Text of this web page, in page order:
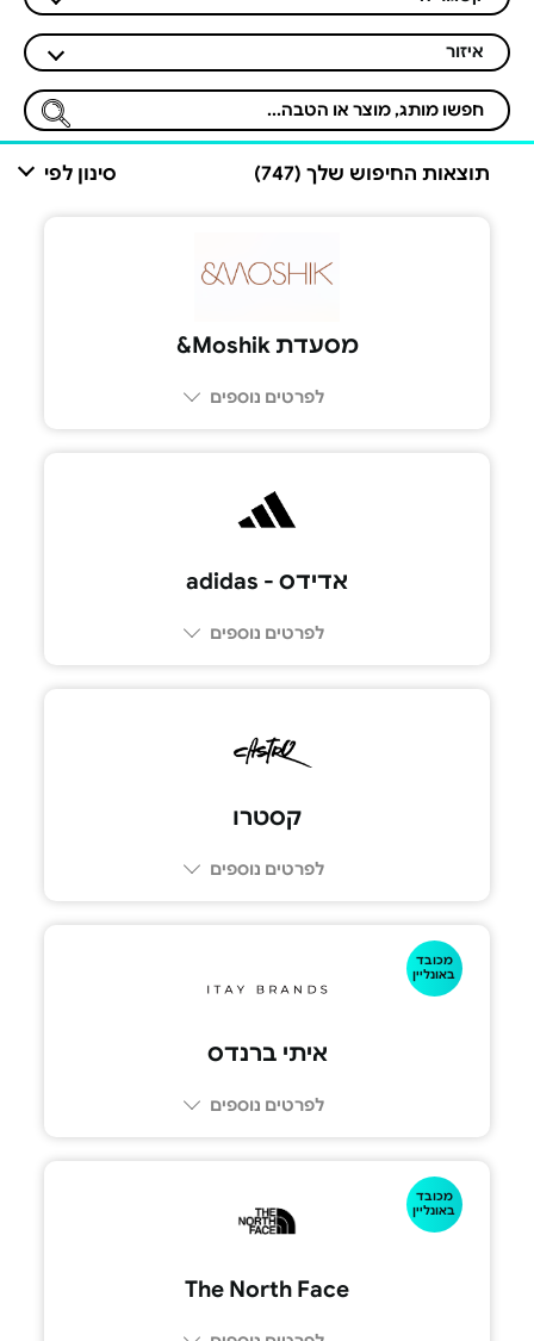
איזור
תוצאות החיפוש שלך (747) סינון לפי
מסעדת Moshik&
לפרטים נוספים
אדידס - adidas
לפרטים נוספים
קסטרו
לפרטים נוספים
מכובד
באונליין
איתי ברנדס
לפרטים נוספים
מכובד
באונליין
The North Face